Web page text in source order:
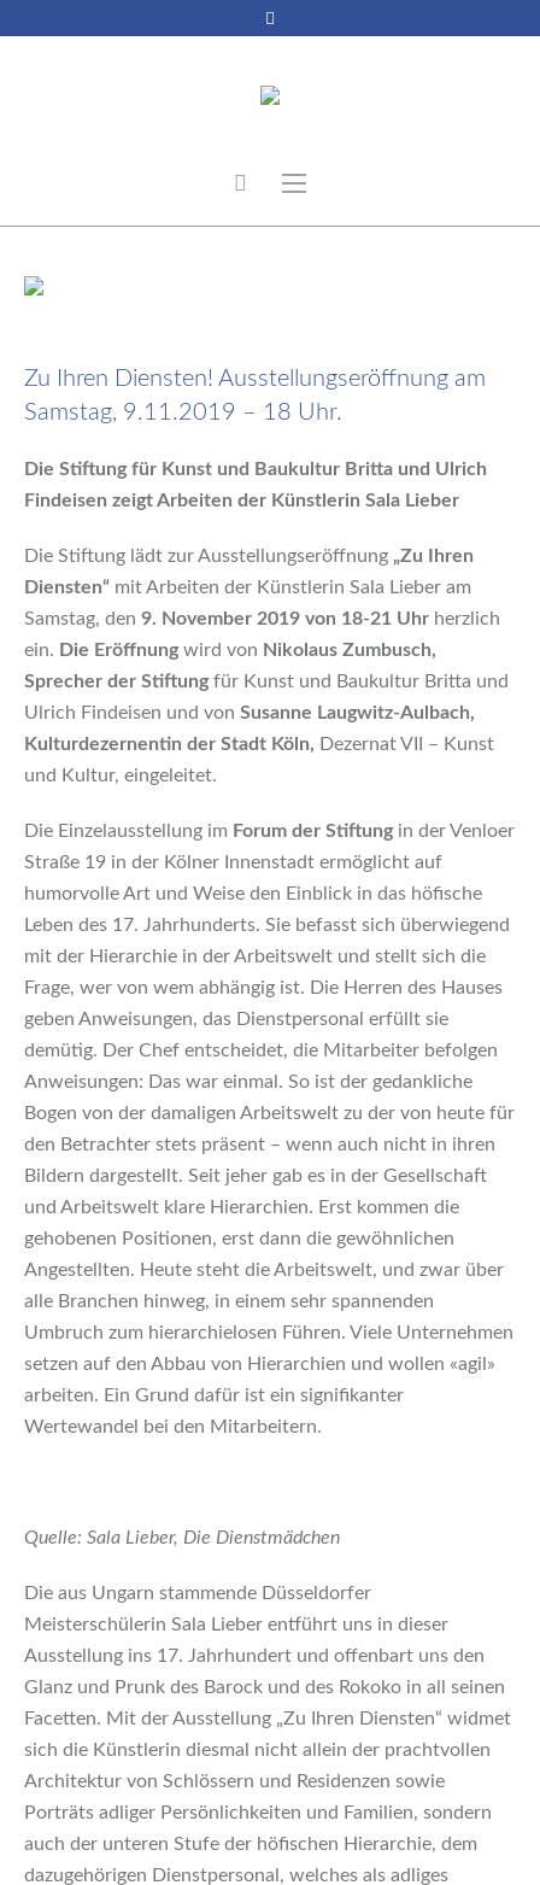
8. November 2019
Zu Ihren Diensten! Ausstellungseröffnung am
Samstag, 9.11.2019 – 18 Uhr.
Die Stiftung für Kunst und Baukultur Britta und Ulrich
Findeisen zeigt Arbeiten der Künstlerin Sala Lieber
Die Stiftung lädt zur Ausstellungseröffnung „Zu Ihren
Diensten“mit Arbeiten der Künstlerin Sala Lieber am
Samstag, den 9. November 2019 von 18-21 Uhrherzlich
ein. Die Eröffnungwird von Nikolaus Zumbusch,
Sprecher der Stiftungfür Kunst und Baukultur Britta und
Ulrich Findeisen und von Susanne Laugwitz-Aulbach,
Kulturdezernentin der Stadt Köln, Dezernat VII – Kunst
und Kultur, eingeleitet.
Die Einzelausstellung im Forum der Stiftungin der Venloer
Straße 19 in der Kölner Innenstadt ermöglicht auf
humorvolle Art und Weise den Einblick in das höfische
Leben des 17. Jahrhunderts. Sie befasst sich überwiegend
mit der Hierarchie in der Arbeitswelt und stellt sich die
Frage, wer von wem abhängig ist. Die Herren des Hauses
geben Anweisungen, das Dienstpersonal erfüllt sie
demütig. Der Chef entscheidet, die Mitarbeiter befolgen
Anweisungen: Das war einmal. So ist der gedankliche
Bogen von der damaligen Arbeitswelt zu der von heute für
den Betrachter stets präsent – wenn auch nicht in ihren
Bildern dargestellt. Seit jeher gab es in der Gesellschaft
und Arbeitswelt klare Hierarchien. Erst kommen die
gehobenen Positionen, erst dann die gewöhnlichen
Angestellten. Heute steht die Arbeitswelt, und zwar über
alle Branchen hinweg, in einem sehr spannenden
Umbruch zum hierarchielosen Führen. Viele Unternehmen
setzen auf den Abbau von Hierarchien und wollen «agil»
arbeiten. Ein Grund dafür ist ein signifikanter
Wertewandel bei den Mitarbeitern.
Quelle: Sala Lieber, Die Dienstmädchen
Die aus Ungarn stammende Düsseldorfer
Meisterschülerin Sala Lieber entführt uns in dieser
Ausstellung ins 17. Jahrhundert und offenbart uns den
Glanz und Prunk des Barock und des Rokoko in all seinen
Facetten. Mit der Ausstellung „Zu Ihren Diensten“ widmet
sich die Künstlerin diesmal nicht allein der prachtvollen
Architektur von Schlössern und Residenzen sowie
Porträts adliger Persönlichkeiten und Familien, sondern
auch der unteren Stufe der höfischen Hierarchie, dem
dazugehörigen Dienstpersonal, welches als adliges